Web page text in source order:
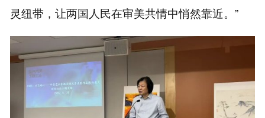
灵纽带，让两国人民在审美共情中悄然靠近。”